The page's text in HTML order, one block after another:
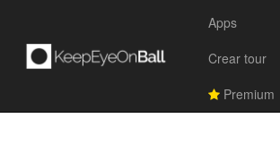
Apps
Crear tour
Premium